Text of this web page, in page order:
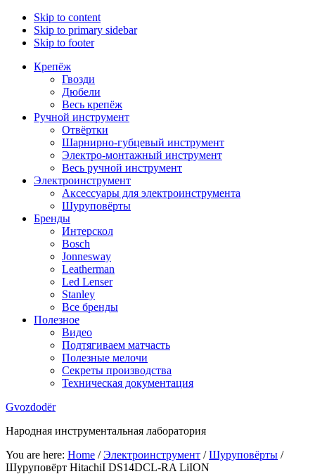
Skip to content
Skip to primary sidebar
Skip to footer
Крепёж
Гвозди
Дюбели
Весь крепёж
Ручной инструмент
Отвёртки
Шарнирно-губцевый инструмент
Электро-монтажный инструмент
Весь ручной инструмент
Электроинструмент
Аксессуары для электроинструмента
Шуруповёрты
Бренды
Интерскол
Bosch
Jonnesway
Leatherman
Led Lenser
Stanley
Все бренды
Полезное
Видео
Подтягиваем матчасть
Полезные мелочи
Секреты производства
Техническая документация
Gvozdodёr
Народная инструментальная лаборатория
You are here: Home / Электроинструмент / Шуруповёрты /
Шуруповёрт HitachiI DS14DCL-RA LiION